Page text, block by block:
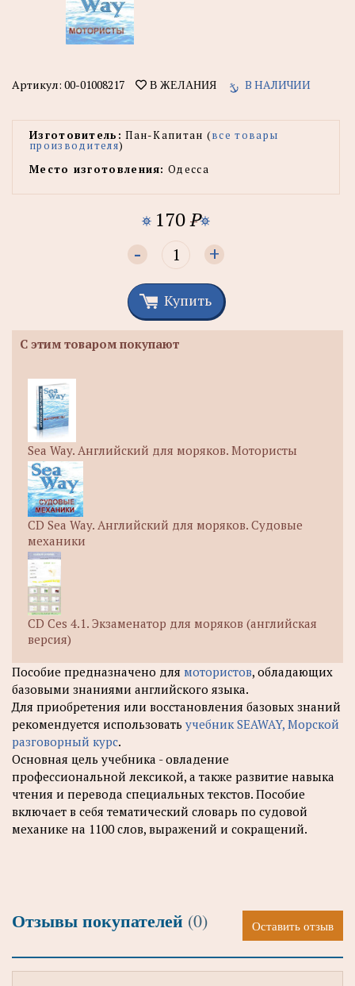
Артикул: 00-01008217 В ЖЕЛАНИЯ В НАЛИЧИИ
Изготовитель: Пан-Капитан (все товары
производителя)
Место изготовления: Одесса
170P
- +
Купить
С этим товаром покупают
Sea Way. Английский для моряков. Мотористы
CD Sea Way. Английский для моряков. Судовые
механики
CD Ces 4.1. Экзаменатор для моряков (английская
версия)
Пособие предназначено для мотористов, обладающих
базовыми знаниями английского языка.
Для приобретения или восстановления базовых знаний
рекомендуется использовать учебник SEAWAY, Морской
разговорный курс.
Основная цель учебника - овладение
профессиональной лексикой, а также развитие навыка
чтения и перевода специальных текстов. Пособие
включает в себя тематический словарь по судовой
механике на 1100 слов, выражений и сокращений.
Отзывы покупателей (0) Оставить отзыв